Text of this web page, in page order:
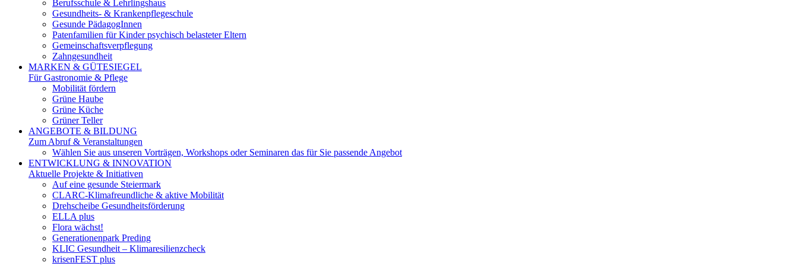
Berufsschule & Lehrlingshaus
Gesundheits- & Krankenpflegeschule
Gesunde PädagogInnen
Patenfamilien für Kinder psychisch belasteter Eltern
Gemeinschaftsverpflegung
Zahngesundheit
MARKEN & GÜTESIEGEL
Für Gastronomie & Pflege
Mobilität fördern
Grüne Haube
Grüne Küche
Grüner Teller
ANGEBOTE & BILDUNG
Zum Abruf & Veranstaltungen
Wählen Sie aus unseren Vorträgen, Workshops oder Seminaren das für Sie passende Angebot
ENTWICKLUNG & INNOVATION
Aktuelle Projekte & Initiativen
Auf eine gesunde Steiermark
CLARC-Klimafreundliche & aktive Mobilität
Drehscheibe Gesundheitsförderung
ELLA plus
Flora wächst!
Generationenpark Preding
KLIC Gesundheit – Klimaresilienzcheck
krisenFEST plus